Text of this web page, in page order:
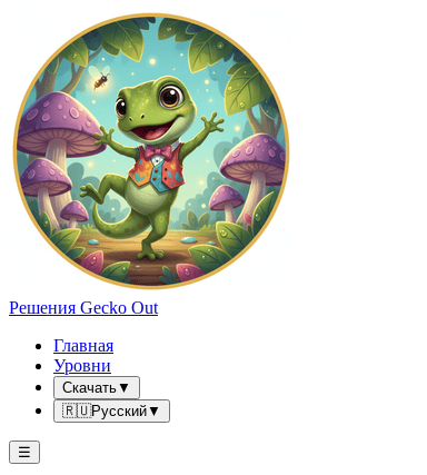
Решения Gecko Out
Главная
Уровни
Скачать▼
🇷🇺Русский▼
☰